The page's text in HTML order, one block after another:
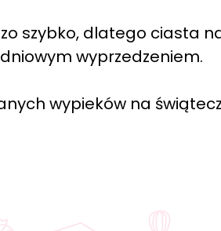
szybko, dlatego ciasta
wyprzedzeniem.
wypieków na